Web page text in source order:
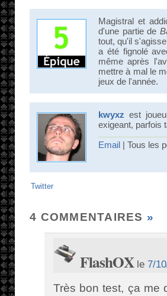
Magistral et
d'une partie de
tout, qu'il
a été fignolé
même après
mettre à mal le
jeux de l'année.
kwyxz est
exigeant, parfois
Email | Tous les
Twitter
4 COMMENTAIRES »
FlashOXle 7/
Très bon test, ça me